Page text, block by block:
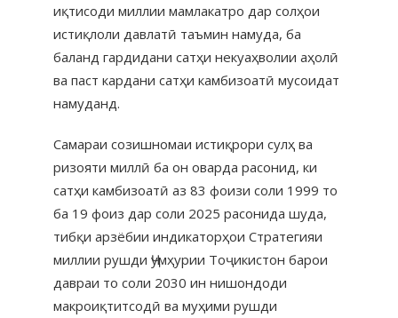
иқтисоди миллии мамлакатро дар солҳои
истиқлоли давлатӣ таъмин намуда, ба
баланд гардидани сатҳи некуаҳволии аҳолӣ
ва паст кардани сатҳи камбизоатӣ мусоидат
намуданд.
Самараи созишномаи истиқрори сулҳ ва
ризояти миллӣ ба он оварда расонид, ки
сатҳи камбизоатӣ аз 83 фоизи соли 1999 то
ба 19 фоиз дар соли 2025 расонида шуда,
тибқи арзёбии индикаторҳои Стратегияи
миллии рушди Ҷумҳурии Тоҷикистон барои
давраи то соли 2030 ин нишондоди
макроиқтитсодӣ ва муҳими рушди